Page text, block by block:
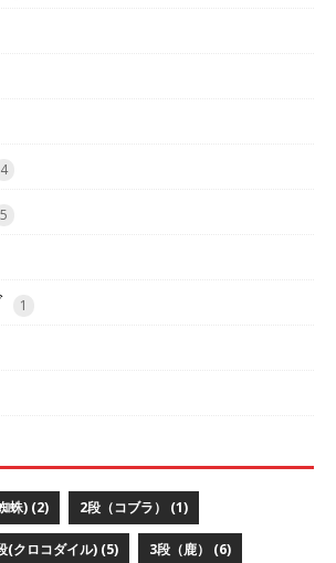
4
5
1
蛛) (2) 2段（コブラ） (1)
(クロコダイル) (5) 3段（鹿） (6)